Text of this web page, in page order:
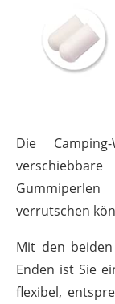
Die
verrutschen
Mit den
Enden ist Sie
flexibel,